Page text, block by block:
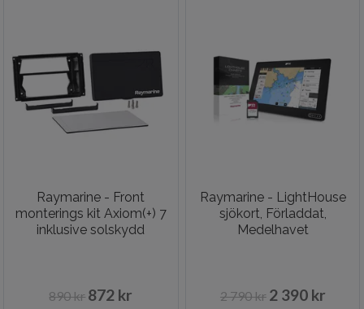
Raymarine - Front
monterings kit Axiom(+) 7
inklusive solskydd
890 kr 872 kr
Raymarine - LightHouse
sjökort, Förladdat,
Medelhavet
2 790 kr 2 390 kr